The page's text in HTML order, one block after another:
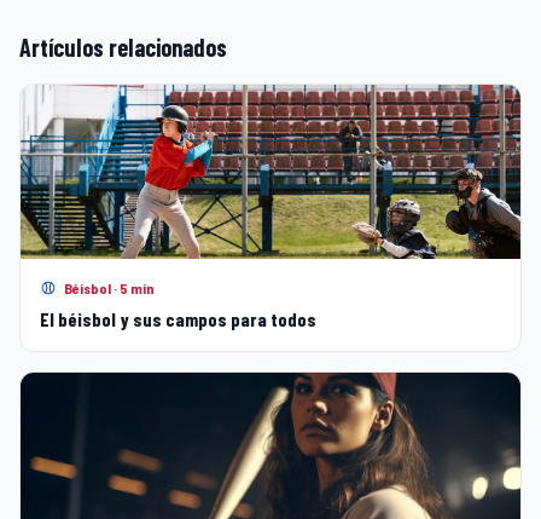
Artículos relacionados
Béisbol · 5 min
El béisbol y sus campos para todos